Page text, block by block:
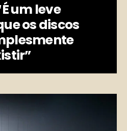
um leve
os discos